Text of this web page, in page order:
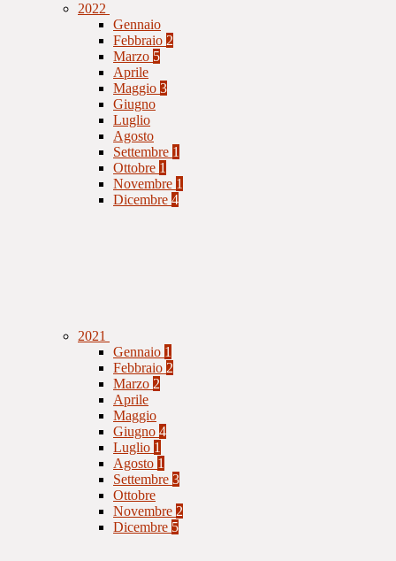
2022
Gennaio
Febbraio 2
Marzo 5
Aprile
Maggio 3
Giugno
Luglio
Agosto
Settembre 1
Ottobre 1
Novembre 1
Dicembre 4
2021
Gennaio 1
Febbraio 2
Marzo 2
Aprile
Maggio
Giugno 4
Luglio 1
Agosto 1
Settembre 3
Ottobre
Novembre 2
Dicembre 5